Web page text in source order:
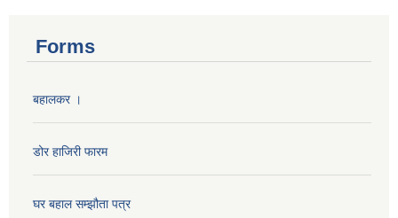
Forms
बहालकर ।
डोर हाजिरी फारम
घर बहाल सम्झौता पत्र